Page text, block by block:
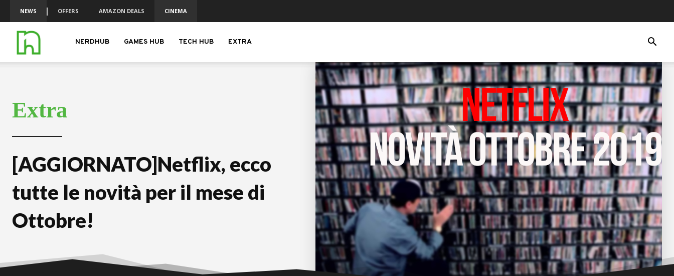
NEWS OFFERS AMAZON DEALS CINEMA
nerdhub.itNERDHUB GAMES HUB TECH HUB EXTRA
Extra
[AGGIORNATO]Netflix, ecco
tutte le novità per il mese di
Ottobre!